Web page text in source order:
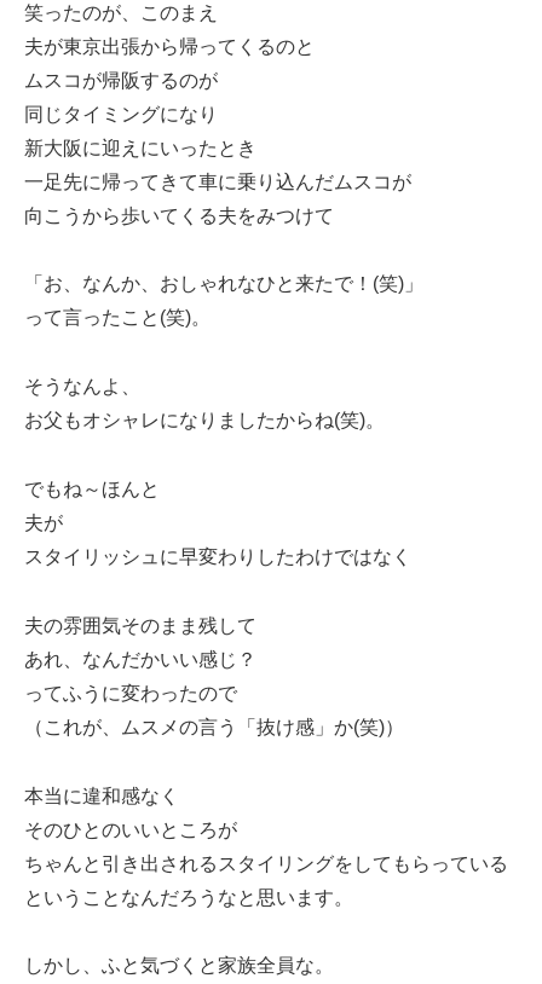
笑ったのが、このまえ
夫が東京出張から帰ってくるのと
ムスコが帰阪するのが
同じタイミングになり
新大阪に迎えにいったとき
一足先に帰ってきて車に乗り込んだムスコが
向こうから歩いてくる夫をみつけて
「お、なんか、おしゃれなひと来たで！(笑)」
って言ったこと(笑)。
そうなんよ、
お父もオシャレになりましたからね(笑)。
でもね～ほんと
夫が
スタイリッシュに早変わりしたわけではなく
夫の雰囲気そのまま残して
あれ、なんだかいい感じ？
ってふうに変わったので
（これが、ムスメの言う「抜け感」か(笑)）
本当に違和感なく
そのひとのいいところが
ちゃんと引き出されるスタイリングをしてもらっている
ということなんだろうなと思います。
しかし、ふと気づくと家族全員な。